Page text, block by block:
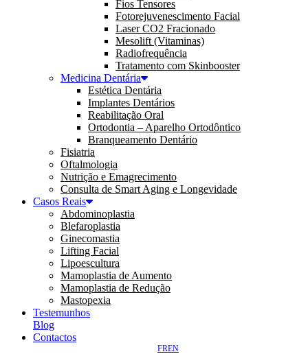
Fios Tensores
Fotorejuvenescimento Facial
Laser CO2 Fracionado
Mesolift (Vitaminas)
Radiofrequência
Tratamento com Skinbooster
Medicina Dentária
Estética Dentária
Implantes Dentários
Reabilitação Oral
Ortodontia – Aparelho Ortodôntico
Branqueamento Dentário
Fisiatria
Oftalmologia
Nutrição e Emagrecimento
Consulta de Smart Aging e Longevidade
Casos Reais
Abdominoplastia
Blefaroplastia
Ginecomastia
Lifting Facial
Lipoescultura
Mamoplastia de Aumento
Mamoplastia de Redução
Mastopexia
Testemunhos
Blog
Contactos
EN
FR